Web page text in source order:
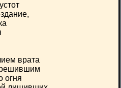
врата
огня